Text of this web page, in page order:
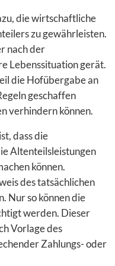
die wirtschaftliche
zu gewährleisten.
nach der
Lebenssituation gerät.
die Hofübergabe an
geschaffen
verhindern können.
dass die
Altenteilsleistungen
können.
des tatsächlichen
Nur so können die
werden. Dieser
Vorlage des
Zahlungs- oder